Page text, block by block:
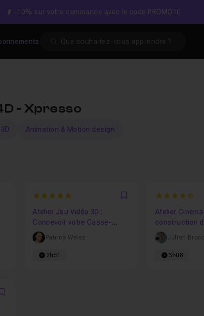
-10% sur votre commande avec le code PROMO10
- Xpresso
3D Animation & Motion design
5 Favori
Atelier Jeu Vidéo 3D :
Concevoir votre Casse-
Briques
Patrice Weisz
2h51
Atelier Cinema
construction
l'aide des
utilisateurs
Julien Brocq
3h08
Favori